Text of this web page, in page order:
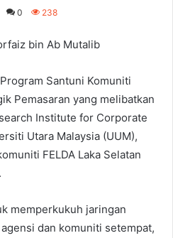
0 238
bin Ab Mutalib
Santuni Komuniti
Pemasaran yang melibatkan
Institute for Corporate
Utara Malaysia (UUM),
FELDA Laka Selatan
memperkukuh jaringan
dan komuniti setempat,